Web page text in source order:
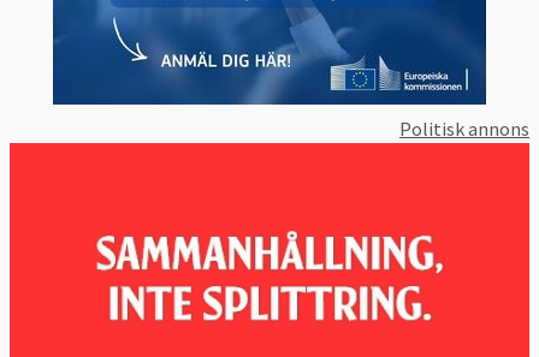
Politisk annons